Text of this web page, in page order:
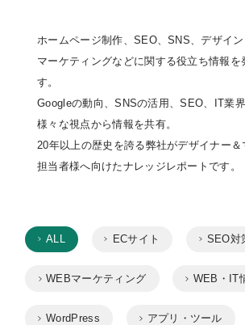
ホームページ制作、SEO、SNS、デザイ
マーケティングなどに関する役立ち情報を
す。
Googleの動向、SNSの活用、SEO、IT業
様々な視点から情報を共有。
20年以上の歴史を誇る弊社がデザイナー
担当者様へ向けたナレッジレポートです。
ALL ECサイト SEO対
WEBマーケティング WEB・IT
WordPress アプリ・ツール